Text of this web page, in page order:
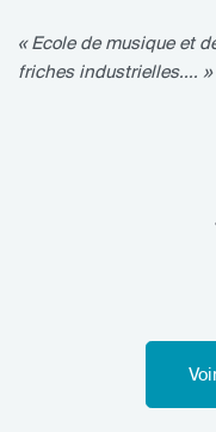
« Ecole de musique et
friches industrielles.... »